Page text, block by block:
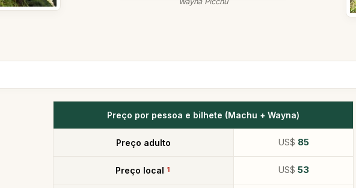
Preço por pessoa e bilhete (Machu + Wayna)
Preço adulto US$ 85
Preço local 1 US$ 53